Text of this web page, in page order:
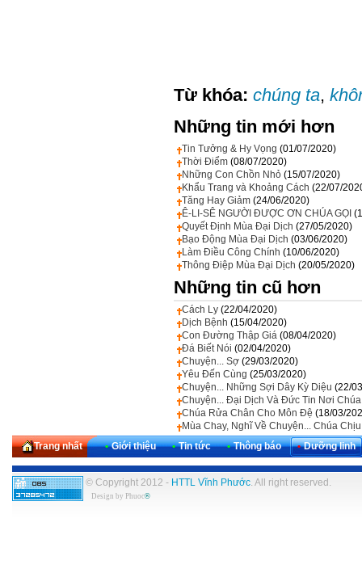
Từ khóa: chúng ta,
Những tin mới hơn
Tin Tưởng & Hy Vọng (01/07/2020)
Thời Điểm (08/07/2020)
Những Con Chồn Nhỏ (15/07/2020)
Khẩu Trang và Khoảng Cách (22/07/
Tăng Hay Giảm (24/06/2020)
Ê-LI-SÊ NGƯỜI ĐƯỢC ƠN CHÚA GỌI
Quyết Định Mùa Đại Dịch (27/05/2020)
Bạo Động Mùa Đại Dịch (03/06/2020)
Làm Điều Công Chính (10/06/2020)
Thông Điệp Mùa Đại Dịch (20/05/2020)
Những tin cũ hơn
Cách Ly (22/04/2020)
Dịch Bệnh (15/04/2020)
Con Đường Thập Giá (08/04/2020)
Đá Biết Nói (02/04/2020)
Chuyện... Sợ (29/03/2020)
Yêu Đến Cùng (25/03/2020)
Chuyện... Những Sợi Dây Kỳ Diệu (22/
Chuyện... Đại Dịch Và Đức Tin Nơi Chúa
Chúa Rửa Chân Cho Môn Đệ (18/03/
Mùa Chay, Nghĩ Về Chuyện... Chúa
Trang nhất
• Giới thiệu • Tin tức • Thông báo • Dưỡng linh
© Copyright 2012 - HTTL Vĩnh Phước. All right reserved.
Design by Phuoc®